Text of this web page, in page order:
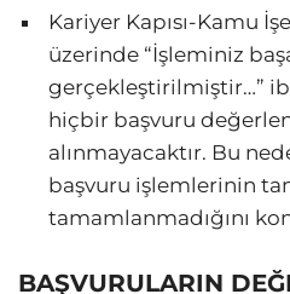
Kariyer Kapısı-Kamu
üzerinde “İşleminiz
gerçekleştirilmiştir…”
hiçbir başvuru
alınmayacaktır. Bu
başvuru işlemlerinin
tamamlanmadığını
BAŞVURULARIN